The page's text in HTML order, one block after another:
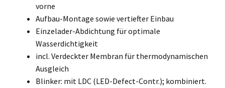
vorne
Aufbau-Montage sowie vertiefter Einbau
Einzelader-Abdichtung für optimale
Wasserdichtigkeit
incl. Verdeckter Membran für thermodynamischen
Ausgleich
Blinker: mit LDC (LED-Defect-Contr.); kombiniert.